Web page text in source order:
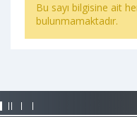
Bu sayı bilgisine ait
bulunmamaktadır.